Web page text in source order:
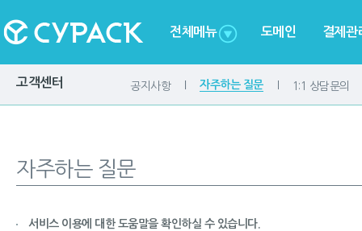
전체메뉴 도메인 결제관
고객센터 공지사항 자주하는 질문 1:1 상담문의
자주하는 질문
서비스 이용에 대한 도움말을 확인하실 수 있습니다.